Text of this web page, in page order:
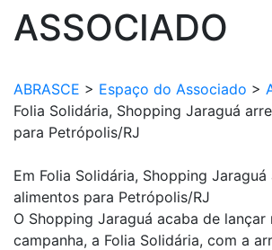
ASSOCIADO
ABRASCE > Espaço do Associado >
Folia Solidária, Shopping Jaraguá
para Petrópolis/RJ
Em Folia Solidária, Shopping Jaraguá
alimentos para Petrópolis/RJ
O Shopping Jaraguá acaba de lançar
campanha, a Folia Solidária, com a